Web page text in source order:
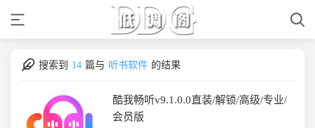
搜索到 14 篇与 听书软件 的结果
酷我畅听v9.1.0.0直装/解锁/高级/专业/
会员版